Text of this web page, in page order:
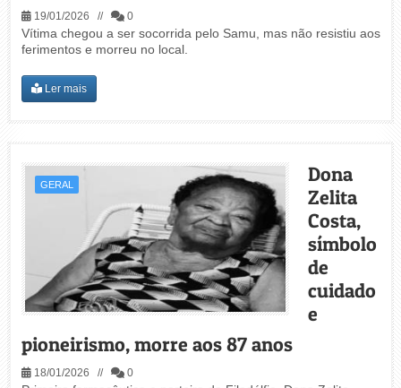
19/01/2026 // 0
Vítima chegou a ser socorrida pelo Samu, mas não resistiu aos
ferimentos e morreu no local.
Ler mais
GERAL
Dona
Zelita
Costa,
símbolo
de
cuidado
e
pioneirismo, morre aos 87 anos
18/01/2026 // 0